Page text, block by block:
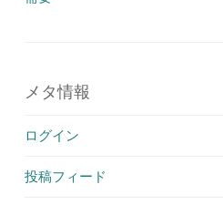
メタ情報
ログイン
投稿フィード